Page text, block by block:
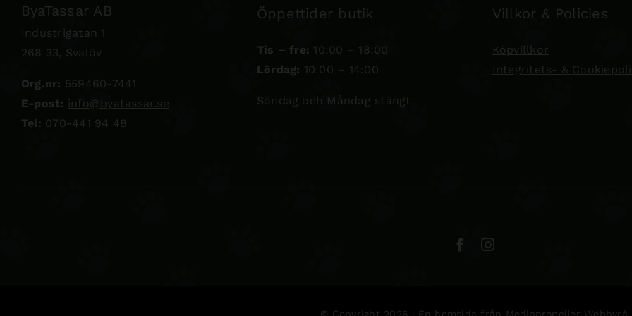
ByaTassar AB
Industrigatan 1
268 33, Svalöv
Org.nr: 559460-7441
E-post: info@byatassar.se
Tel: 070-441 94 48
Öppettider butik
Tis – fre: 10:00 – 18:00
Lördag: 10:00 – 14:00
Söndag och Måndag stängt
Villkor & Policies
Köpvillkor
Integritets- &